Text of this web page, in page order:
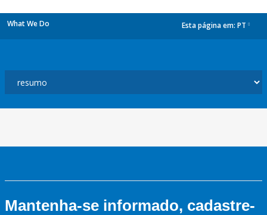
What We Do Esta página em: PT
Mantenha-se informado, cadastre-